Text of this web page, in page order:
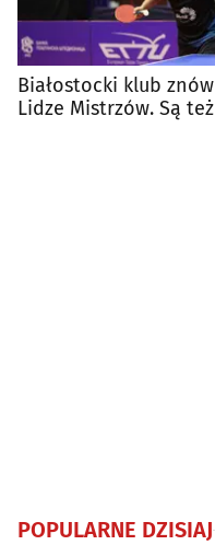
Białostocki klub
Lidze Mistrzów. Są
POPULARNE DZISIAJ